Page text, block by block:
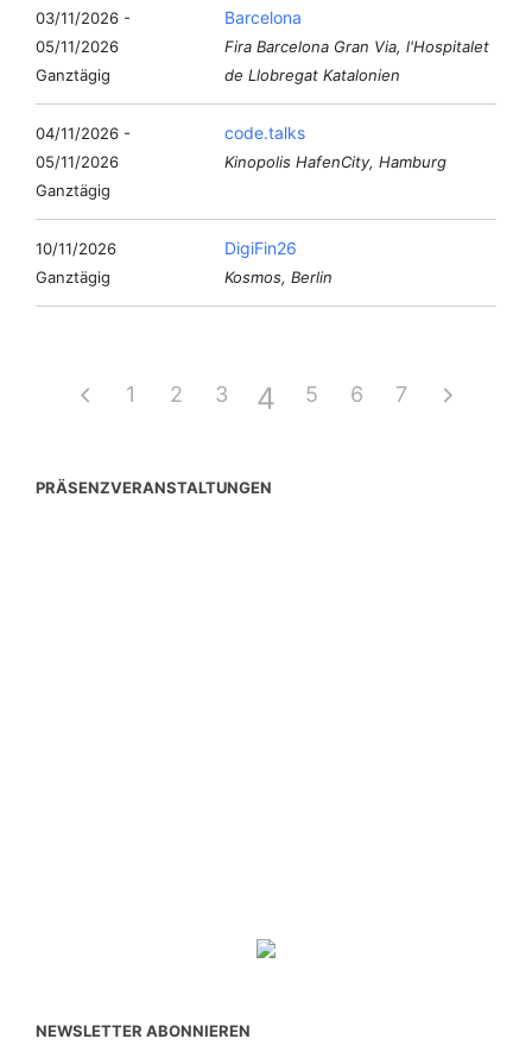
03/11/2026 -
05/11/2026
Ganztägig
Barcelona
Fira Barcelona Gran Via, l'Hospitalet
de Llobregat Katalonien
04/11/2026 -
05/11/2026
Ganztägig
code.talks
Kinopolis HafenCity, Hamburg
10/11/2026
Ganztägig
DigiFin26
Kosmos, Berlin
1 2 3 4 5 6 7
PRÄSENZVERANSTALTUNGEN
NEWSLETTER ABONNIEREN